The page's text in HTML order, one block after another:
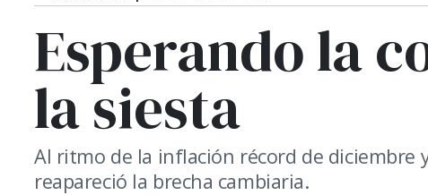
Esperando la
la siesta
Al ritmo de la inflación récord de
reapareció la brecha cambiaria.